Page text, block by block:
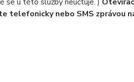
telefonicky nebo SMS zprávou